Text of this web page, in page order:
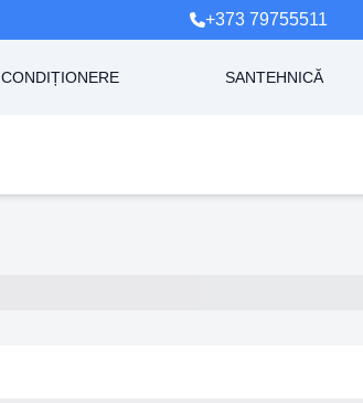
+373 79755511
CONDIȚIONERE SANTEHNICĂ